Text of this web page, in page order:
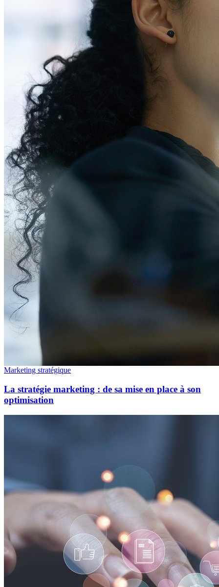
Marketing stratégique
La stratégie marketing : de sa mise en place à son
optimisation